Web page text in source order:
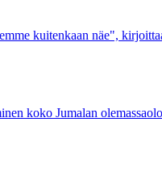
kuitenkaan näe",
koko Jumalan